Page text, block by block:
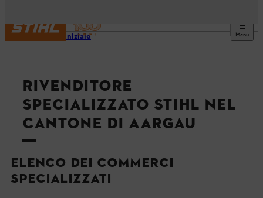
Menu
Pagina iniziale
RIVENDITORE
SPECIALIZZATO STIHL NEL
CANTONE DI AARGAU
ELENCO DEI COMMERCI
SPECIALIZZATI